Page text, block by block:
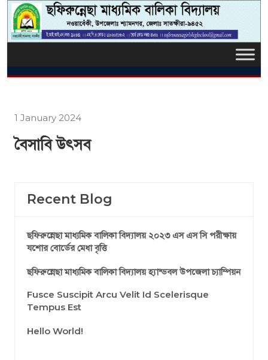
1 January 2024
বৈসাবি উৎসব
Recent Blog
ছফিরুন্নেছা মাধ্যমিক বালিকা বিদ্যালয় ২০২৩ এস এস সি পরীক্ষায়
যশোর বোর্ডের মেধা বৃত্তি
ছফিরুন্নেছা মাধ্যমিক বালিকা বিদ্যালয় হ্যান্ডবল উপজেলা চ্যাম্পিয়ন
Fusce Suscipit Arcu Velit Id Scelerisque
Tempus Est
Hello World!